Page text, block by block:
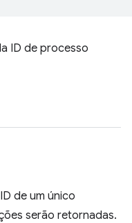
ID de processo
de um único
serão retornadas.